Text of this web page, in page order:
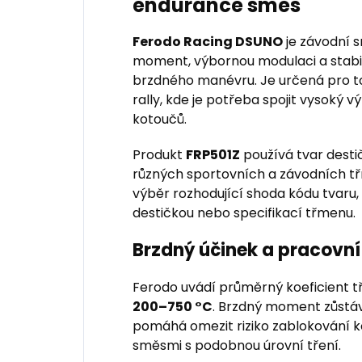
Ferodo Racing DSUNOje závodní
moment, výbornou modulaci a
brzdného manévru. Je určená pro
rally, kde je potřeba spojit vysoký
kotoučů.
Produkt FRP501Z používá tvar
různých sportovních a závodních
výběr rozhodující shoda kódu
destičkou nebo specifikací třmenu.
Brzdný účinek a
Ferodo uvádí průměrný koeficient
200–750 °C. Brzdný moment
pomáhá omezit riziko zablokování
směsmi s podobnou úrovní tření.